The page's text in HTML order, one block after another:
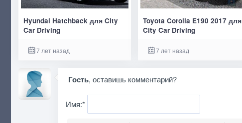
Hyundai Hatchback для City
Car Driving
7 лет назад
Toyota Corolla E190 2017 для
City Car Driving
7 лет назад
Гость, оставишь комментарий?
Имя:*